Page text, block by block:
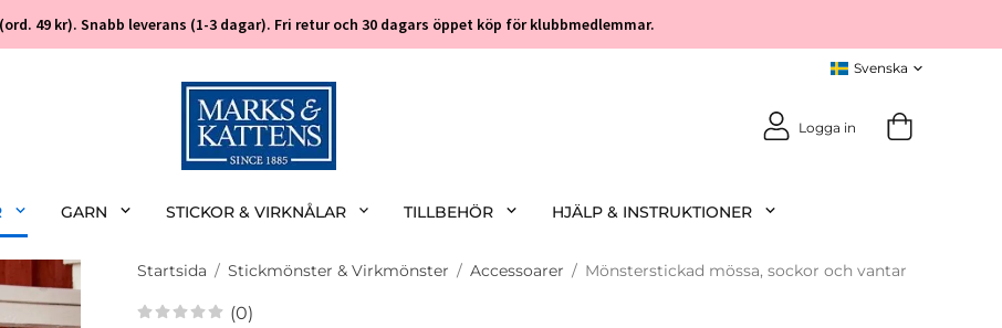
49 kr). Snabb leverans (1-3 dagar). Fri retur och 30 dagars öppet köp för klubbmedlemmar.
Logga in
GARN STICKOR & VIRKNÅLAR TILLBEHÖR HJÄLP & INSTRUKTIONER
Startsida / Stickmönster & Virkmönster / Accessoarer / Mönsterstickad mössa, sockor och vantar
(0)